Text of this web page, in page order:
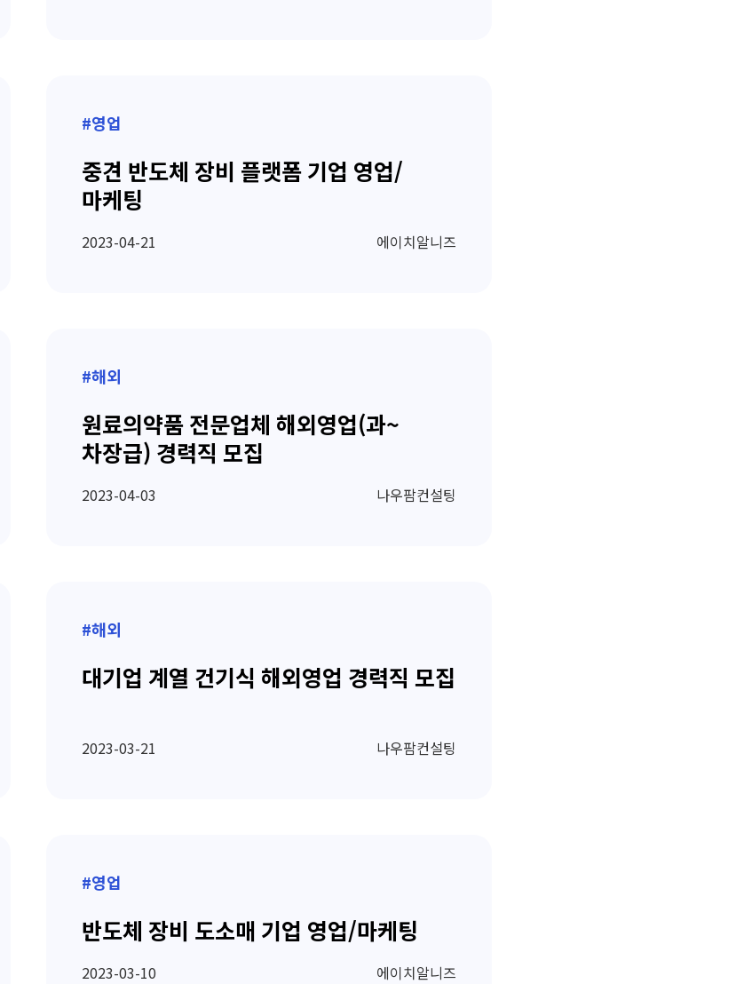
#영업
중견 반도체 장비 플랫폼 기업 영업/
마케팅
2023-04-21 에이치알니즈
#해외
원료의약품 전문업체 해외영업(과~
차장급) 경력직 모집
2023-04-03 나우팜컨설팅
#해외
대기업 계열 건기식 해외영업 경력직 모집
2023-03-21 나우팜컨설팅
#영업
반도체 장비 도소매 기업 영업/마케팅
2023-03-10 에이치알니즈